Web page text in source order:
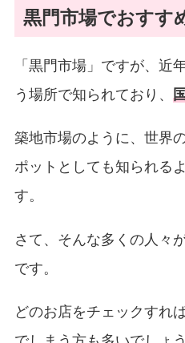
黒門市場でおすす
「黒門市場」ですが、近
う場所で知られており、
築地市場のように、世界
ポットとしても知られる
す。
さて、そんな多くの人々
です。
どのお店をチェックすれ